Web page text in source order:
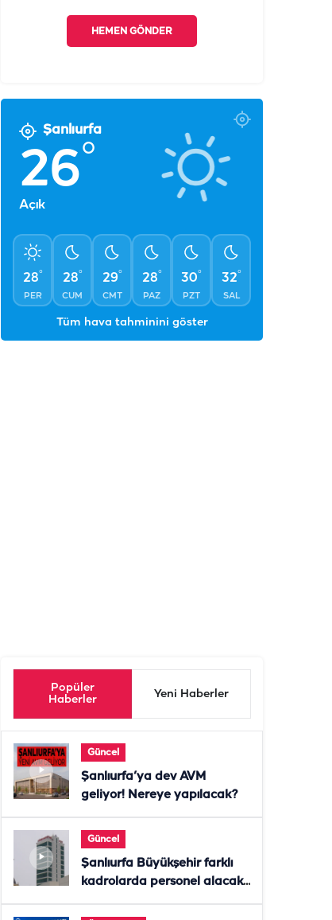
HEMEN GÖNDER
26°
Açık
28 °
PER
28°
CUM
29°
CMT
28°
PAZ
30°
PZT
32°
SAL
Tüm hava tahminini göster
Popüler
Haberler
Yeni Haberler
Güncel
Şanlıurfa’ya dev AVM
geliyor! Nereye yapılacak?
Güncel
Şanlıurfa Büyükşehir farklı
kadrolarda personel alacak!